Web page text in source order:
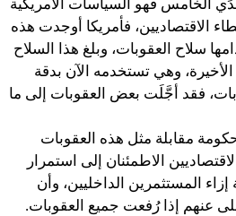
الخامس فهو السياسات الأمريكية
الاقتصاديين، فأمريكا أوجدت هذه
سلاح العقوبات، وبلغ هذا السلاح
وهي تستخدمه الآن بدقة
فقد أجَّلَت بعض العقوبات إلى ما
مقابلة مثل هذه العقوبات
الاطمئنان إلى استمرار
المستثمرين الداخليين، وأن
عنهم إذا رُفعت جميع العقوبات.